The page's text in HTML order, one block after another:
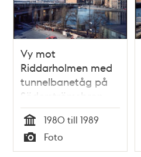
Vy mot
Riddarholmen med
tunnelbanetåg på
Söderströmsbron
under 1980-talet
Tid
1980 till 1989
Typ
Foto